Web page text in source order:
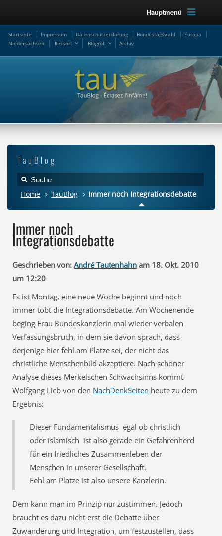
Hauptmenü
Startseite Impressum Datenschutzerklärung Bundestagswahl
Europa
Niedersachsen
Ressort Blogroll Archiv
TauBlog
Home TauBlog Immer noch Integrationsdebatte
Immer noch
Integrationsdebatte
Geschrieben von: André Tautenhahn am 18. Okt. 2010
um 12:20
Es ist Montag, eine neue Woche beginnt und noch
immer tobt die Integrationsdebatte. Am Wochenende
beging Frau Bundeskanzlerin mal wieder verbalen
Verfassungsbruch, in dem sie davon sprach, dass
derjenige hier fehl am Platze sei, der nicht das
christliche Menschenbild akzeptiere. Nach schöner
Analyse dieses Merkelschen Schwachsinns kommt
Wolfgang Lieb von den NachDenkSeiten heute zu dem
Ergebnis:
Dieser Fundamentalismus  egal ob christlich
oder islamisch  ist also gerade ein Gefahrenherd
für ein friedliches Zusammenleben der
Menschen in unserer Gesellschaft.
Fehl am Platze ist also unsere Kanzlerin.
Dem kann man im Prinzip nur zustimmen. Jedoch
braucht es dazu nicht erst die Debatte über
Zuwanderung und Integration, um festzustellen, dass